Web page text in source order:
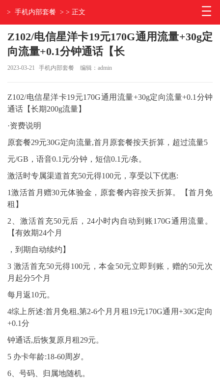
> 手机内部套餐 > > 正文
Z102/电信星洋卡19元170G通用流量+30g定
向流量+0.1分钟通话【长
2023-03-21 手机内部套餐 编辑：admin
Z102/电信星洋卡19元170G通用流量+30g定向流量+0.1分钟
通话【长期200g流量】
·资费说明
原套餐29元30G定向流量,首月原套餐按天折算，超过流量5
元/GB，语音0.1元/分钟，短信0.1元/条。
激活时专属渠道首充50元得100元，享受以下优惠:
1激活首月赠30元体验金，原套餐内容按天折算。【首月免
租】
2、激活首充50元后，24小时内自动到账170G通用流量。
【有效期24个月
，到期自动续约】
3 激活首充50元得100元，本金50元立即到账，赠的50元次
月起分5个月
每月返10元。
4综上所述:首月免租,第2-6个月月租19元170G通用+30G定向
+0.1分
钟通话,后恢复原月租29元。
5 办卡年龄:18-60周岁。
6、号码、归属地随机。